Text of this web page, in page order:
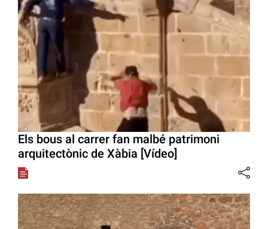
Els bous al carrer fan malbé patrimoni
arquitectònic de Xàbia [Vídeo]